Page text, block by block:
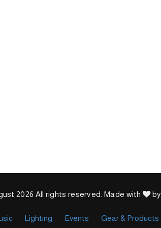
2026 All rights reserved. Made with by
Lighting Events Gear & Products